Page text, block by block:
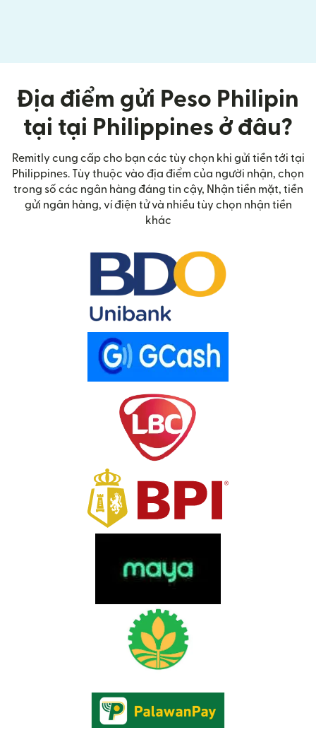
Địa điểm gửi Peso Philipin
tại tại Philippines ở đâu?
Remitly cung cấp cho bạn các tùy chọn khi gửi tiền tới tại
Philippines. Tùy thuộc vào địa điểm của người nhận, chọn
trong số các ngân hàng đáng tin cậy, Nhận tiền mặt, tiền
gửi ngân hàng, ví điện tử và nhiều tùy chọn nhận tiền
khác